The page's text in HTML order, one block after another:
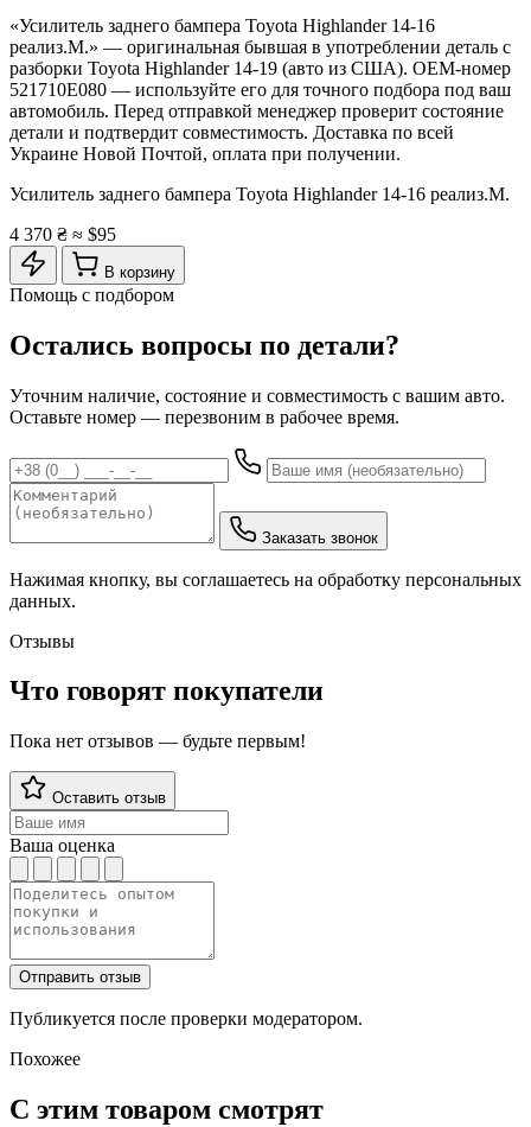
«Усилитель заднего бампера Toyota Highlander 14-16
реализ.М.» — оригинальная бывшая в употреблении деталь с
разборки Toyota Highlander 14-19 (авто из США). OEM-номер
521710E080 — используйте его для точного подбора под ваш
автомобиль. Перед отправкой менеджер проверит состояние
детали и подтвердит совместимость. Доставка по всей
Украине Новой Почтой, оплата при получении.
Усилитель заднего бампера Toyota Highlander 14-16 реализ.М.
4 370 ₴ ≈ $95
В корзину
Помощь с подбором
Остались вопросы по детали?
Уточним наличие, состояние и совместимость с вашим авто.
Оставьте номер — перезвоним в рабочее время.
Заказать звонок
Нажимая кнопку, вы соглашаетесь на обработку персональных
данных.
Отзывы
Что говорят покупатели
Пока нет отзывов — будьте первым!
Оставить отзыв
Ваша оценка
Отправить отзыв
Публикуется после проверки модератором.
Похожее
С этим товаром смотрят